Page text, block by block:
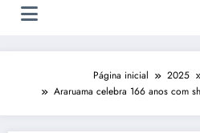
Página inicial 2025
Araruama celebra 166 anos com